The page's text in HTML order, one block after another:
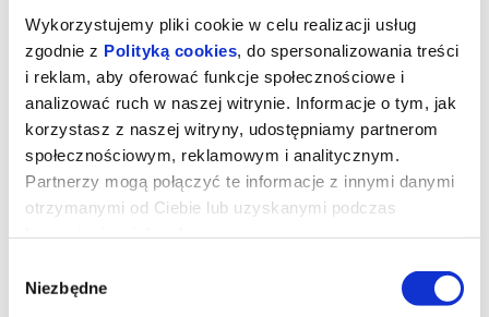
Wykorzystujemy pliki cookie w celu realizacji usług
zgodnie z Polityką cookies , do spersonalizowania treści
i reklam, aby oferować funkcje społecznościowe i
analizować ruch w naszej witrynie. Informacje o tym, jak
korzystasz z naszej witryny, udostępniamy partnerom
społecznościowym, reklamowym i analitycznym.
Partnerzy mogą połączyć te informacje z innymi danymi
otrzymanymi od Ciebie lub uzyskanymi podczas
zgody
Niezbędne